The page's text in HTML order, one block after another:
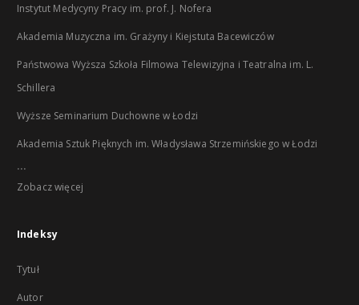
Instytut Medycyny Pracy im. prof. J. Nofera
Akademia Muzyczna im. Grażyny i Kiejstuta Bacewiczów
Państwowa Wyższa Szkoła Filmowa Telewizyjna i Teatralna im. L.
Schillera
Wyższe Seminarium Duchowne w Łodzi
Akademia Sztuk Pięknych im. Władysława Strzemińskiego w Łodzi
...
Zobacz więcej
Indeksy
Tytuł
Autor